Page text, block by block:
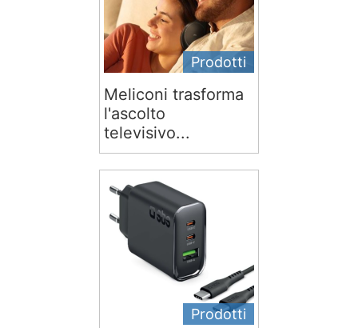
Prodotti
Meliconi trasforma
l'ascolto
televisivo...
Prodotti